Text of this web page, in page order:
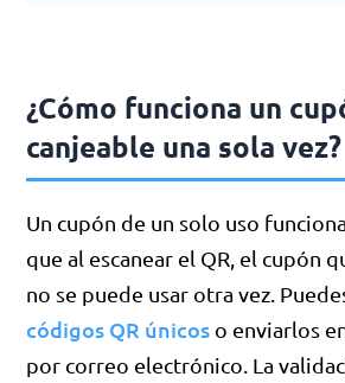
¿Cómo funciona un
canjeable una sola vez?
Un cupón de un solo uso
que al escanear el QR, el cupón
no se puede usar otra vez.
códigos QR únicos o enviarlos
por correo electrónico. La